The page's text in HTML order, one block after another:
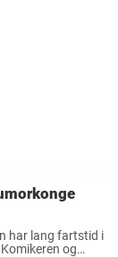
har lang fartstid i
og